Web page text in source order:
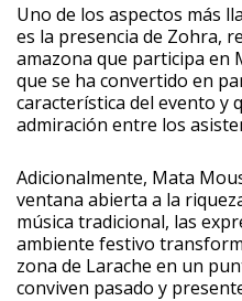
Uno de los aspectos más
es la presencia de Zohra,
amazona que participa en
que se ha convertido en
característica del evento y
admiración entre los
Adicionalmente, Mata
ventana abierta a la
música tradicional, las
ambiente festivo
zona de Larache en un
conviven pasado y